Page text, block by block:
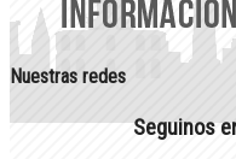
Nuestras redes
Seguinos